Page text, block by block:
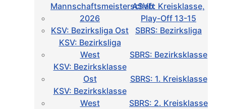
Mannschaftsmeisterschaft
2026
ASVb: Kreisklasse,
Play-Off 13-15
KSV: Bezirksliga Ost
SBRS: Bezirksliga
KSV: Bezirksliga
West
SBRS: Bezirksklasse
KSV: Bezirksklasse
Ost
SBRS: 1. Kreisklasse
KSV: Bezirksklasse
West
SBRS: 2. Kreisklasse